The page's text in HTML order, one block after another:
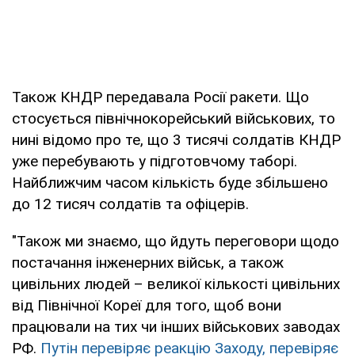
Також КНДР передавала Росії ракети. Що
стосується північнокорейський військових, то
нині відомо про те, що 3 тисячі солдатів КНДР
уже перебувають у підготовчому таборі.
Найближчим часом кількість буде збільшено
до 12 тисяч солдатів та офіцерів.
"Також ми знаємо, що йдуть переговори щодо
постачання інженерних військ, а також
цивільних людей – великої кількості цивільних
від Північної Кореї для того, щоб вони
працювали на тих чи інших військових заводах
РФ. Путін перевіряє реакцію Заходу, перевіряє